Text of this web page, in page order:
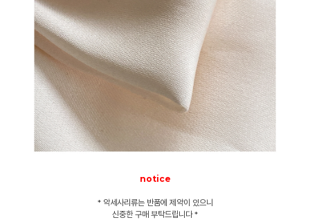
notice
* 악세사리류는 반품에 제약이 있으니
신중한 구매 부탁드립니다 *